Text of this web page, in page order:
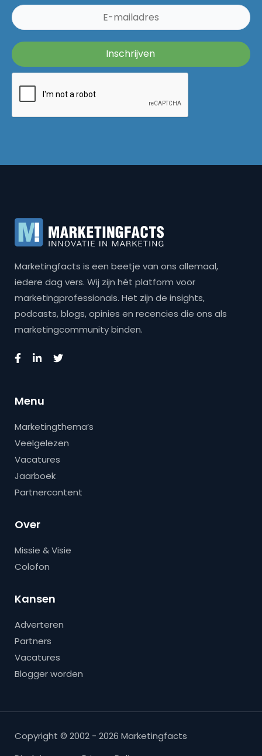
Marketingfacts is een beetje van ons allemaal,
iedere dag vers. Wij zijn hét platform voor
marketingprofessionals. Het zijn de insights,
podcasts, blogs, opinies en recencies die ons als
marketingcommunity binden.
Menu
Marketingthema’s
Veelgelezen
Vacatures
Jaarboek
Partnercontent
Over
Missie & Visie
Colofon
Kansen
Adverteren
Partners
Vacatures
Blogger worden
Copyright © 2002 - 2026 Marketingfacts